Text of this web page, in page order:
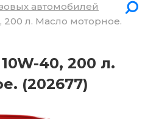
автомобилей
200 л. Масло моторное.
40, 200 л.
(202677)